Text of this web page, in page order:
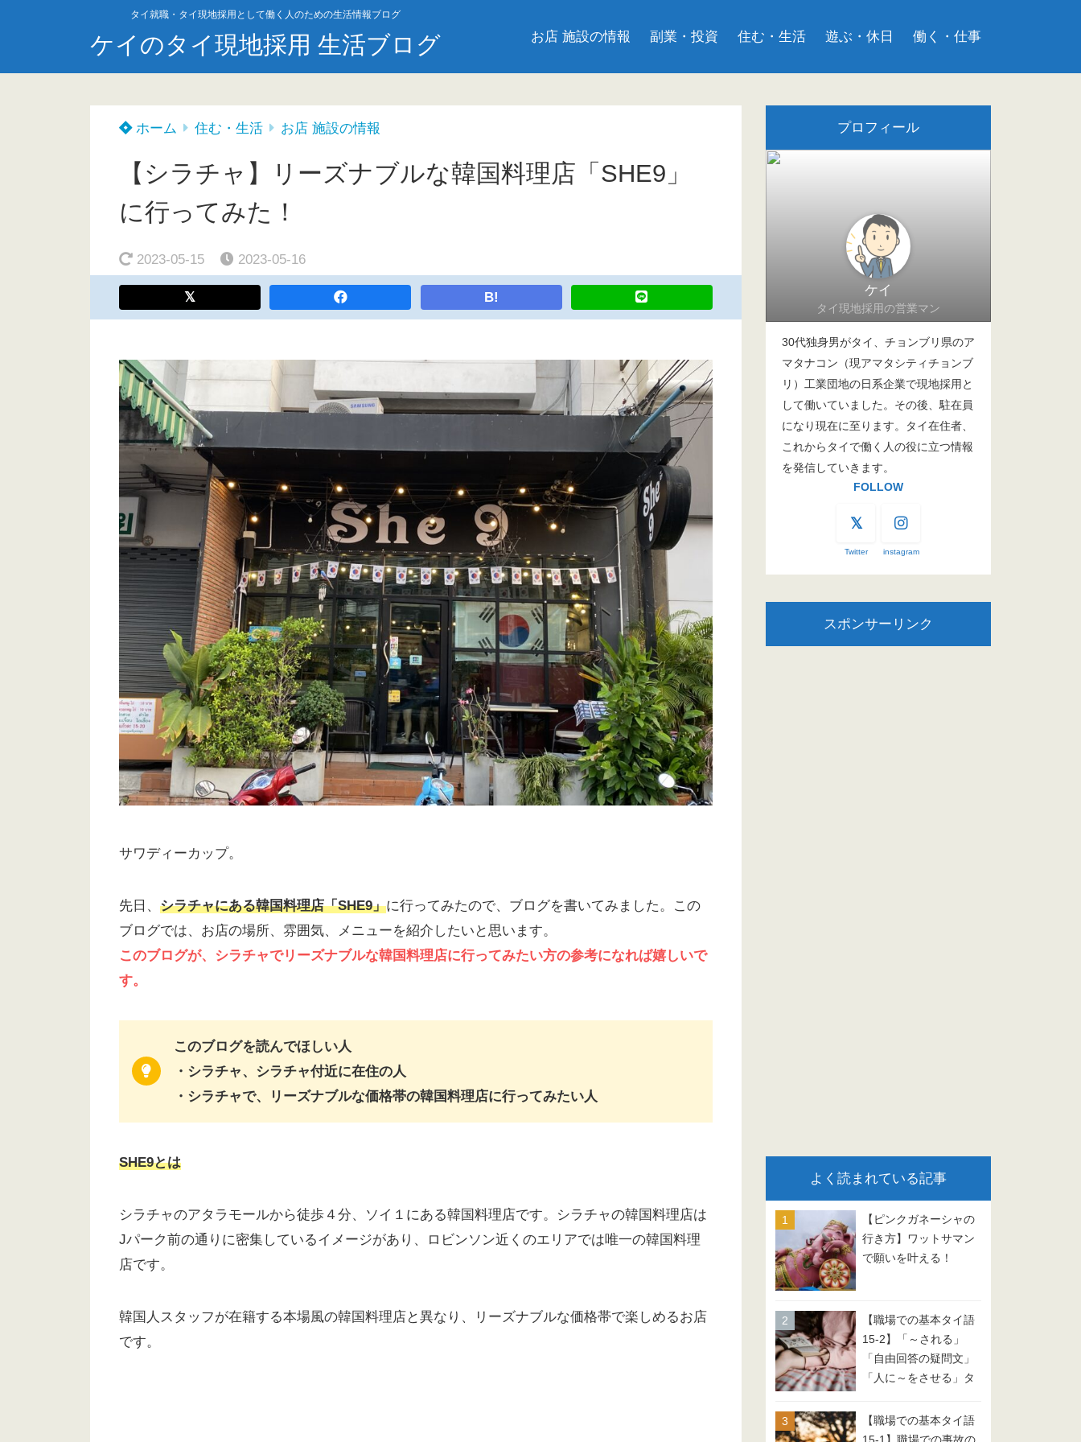
タイ就職・タイ現地採用として働く人のための生活情報ブログ
ケイのタイ現地採用 生活ブログ お店 施設の情報 副業・投資 住む・生活 遊ぶ・休日 働く・仕事
ホーム 住む・生活 お店 施設の情報
【シラチャ】リーズナブルな韓国料理店「SHE9」
に行ってみた！
2023-05-15 2023-05-16
B!
サワディーカップ。
先日、 シラチャにある韓国料理店「SHE9」に行ってみたので、ブログを書いてみました。この
ブログでは、お店の場所、雰囲気、メニューを紹介したいと思います。
このブログが、シラチャでリーズナブルな韓国料理店に行ってみたい方の参考になれば嬉しいで
す。
このブログを読んでほしい人
・シラチャ、シラチャ付近に在住の人
・シラチャで、リーズナブルな価格帯の韓国料理店に行ってみたい人
SHE9とは
シラチャのアタラモールから徒歩４分、ソイ１にある韓国料理店です。シラチャの韓国料理店は
Jパーク前の通りに密集しているイメージがあり、ロビンソン近くのエリアでは唯一の韓国料理
店です。
韓国人スタッフが在籍する本場風の韓国料理店と異なり、リーズナブルな価格帯で楽しめるお店
です。
プロフィール
ケイ
タイ現地採用の営業マン
30代独身男がタイ、チョンブリ県のア
マタナコン（現アマタシティチョンブ
リ）工業団地の日系企業で現地採用と
して働いていました。その後、駐在員
になり現在に至ります。タイ在住者、
これからタイで働く人の役に立つ情報
を発信していきます。
FOLLOW
Twitter instagram
スポンサーリンク
よく読まれている記事
【ピンクガネーシャの
行き方】ワットサマン
で願いを叶える！
【職場での基本タイ語
15-2】「～される」
「自由回答の疑問文」
「人に～をさせる」タ
【職場での基本タイ語